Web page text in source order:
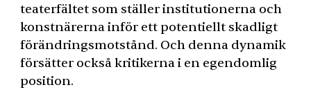
teaterfältet som ställer institutionerna och
konstnärerna inför ett potentiellt skadligt
förändringsmotstånd. Och denna dynamik
försätter också kritikerna i en egendomlig
position.